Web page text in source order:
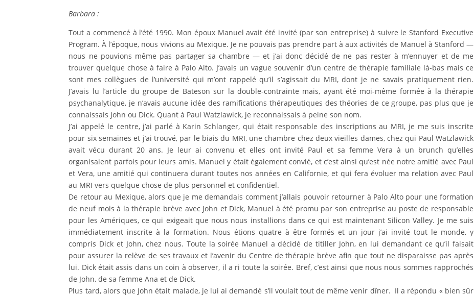
Barbara :
Tout a commencé à l’été 1990. Mon époux Manuel avait été invité (par son entreprise) à suivre le Stanford Executive
Program. À l’époque, nous vivions au Mexique. Je ne pouvais pas prendre part à aux activités de Manuel à Stanford —
nous ne pouvions même pas partager sa chambre — et j’ai donc décidé de ne pas rester à m’ennuyer et de me
trouver quelque chose à faire à Palo Alto. J’avais un vague souvenir d’un centre de thérapie familiale là-bas mais ce
sont mes collègues de l’université qui m’ont rappelé qu’il s’agissait du MRI, dont je ne savais pratiquement rien.
J’avais lu l’article du groupe de Bateson sur la double-contrainte mais, ayant été moi-même formée à la thérapie
psychanalytique, je n’avais aucune idée des ramifications thérapeutiques des théories de ce groupe, pas plus que je
connaissais John ou Dick. Quant à Paul Watzlawick, je reconnaissais à peine son nom.
J’ai appelé le centre, j’ai parlé à Karin Schlanger, qui était responsable des inscriptions au MRI, je me suis inscrite
pour six semaines et j’ai trouvé, par le biais du MRI, une chambre chez deux vieilles dames, chez qui Paul Watzlawick
avait vécu durant 20 ans. Je leur ai convenu et elles ont invité Paul et sa femme Vera à un brunch qu’elles
organisaient parfois pour leurs amis. Manuel y était également convié, et c’est ainsi qu’est née notre amitié avec Paul
et Vera, une amitié qui continuera durant toutes nos années en Californie, et qui fera évoluer ma relation avec Paul
au MRI vers quelque chose de plus personnel et confidentiel.
De retour au Mexique, alors que je me demandais comment j’allais pouvoir retourner à Palo Alto pour une formation
de neuf mois à la thérapie brève avec John et Dick, Manuel à été promu par son entreprise au poste de responsable
pour les Amériques, ce qui exigeait que nous nous installions dans ce qui est maintenant Silicon Valley. Je me suis
immédiatement inscrite à la formation. Nous étions quatre à être formés et un jour j’ai invité tout le monde, y
compris Dick et John, chez nous. Toute la soirée Manuel a décidé de titiller John, en lui demandant ce qu’il faisait
pour assurer la relève de ses travaux et l’avenir du Centre de thérapie brève afin que tout ne disparaisse pas après
lui. Dick était assis dans un coin à observer, il a ri toute la soirée. Bref, c’est ainsi que nous nous sommes rapprochés
de John, de sa femme Ana et de Dick.
Plus tard, alors que John était malade, je lui ai demandé s’il voulait tout de même venir dîner. Il a répondu « bien sûr